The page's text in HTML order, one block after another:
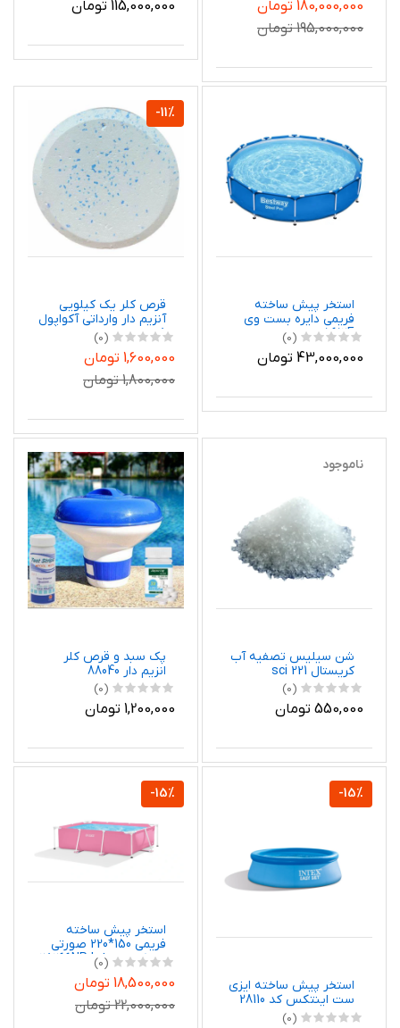
180,000,000 تومان
195,000,000 تومان
115,000,000 تومان
استخر پیش ساخته
فریمی دایره بست وی
5612E
(0)
43,000,000 تومان
-11%
قرص کلر یک کیلویی
آنزیم دار وارداتی آکواپول
008
(0)
1,600,000 تومان
1,800,000 تومان
ناموجود
شن سیلیس تصفیه آب
کریستال sci 221
(0)
550,000 تومان
پک سبد و قرص کلر
انزیم دار 88040
(0)
1,200,000 تومان
-15%
استخر پیش ساخته ایزی
ست اینتکس کد 28110
(0)
-15%
استخر پیش ساخته
فریمی 150*220 صورتی
اینتکس 28266NP Intex
(0)
18,500,000 تومان
22,000,000 تومان